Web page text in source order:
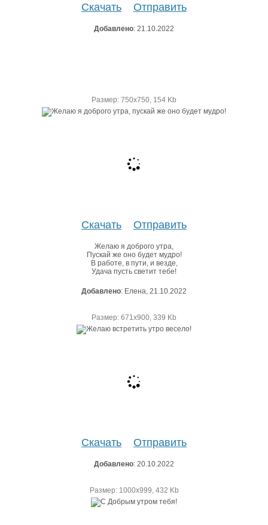
Скачать Отправить
Добавлено: 21.10.2022
Размер: 750х750, 154 Kb
Скачать Отправить
Желаю я доброго утра,
Пускай же оно будет мудро!
В работе, в пути, и везде,
Удача пусть светит тебе!
Добавлено: Елена, 21.10.2022
Размер: 671х900, 339 Kb
Скачать Отправить
Добавлено: 20.10.2022
Размер: 1000х999, 432 Kb